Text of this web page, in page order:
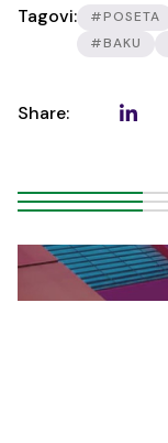
Tagovi: #POSETA
#BAKU
Share: